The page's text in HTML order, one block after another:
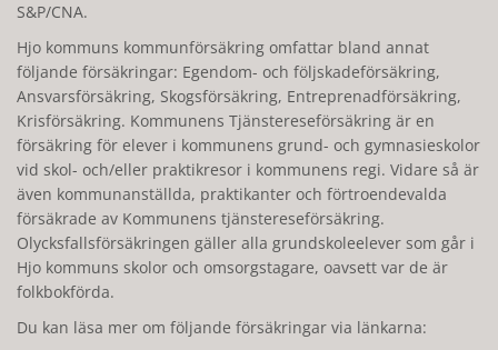
S&P/CNA.
Hjo kommuns kommunförsäkring omfattar bland annat
följande försäkringar: Egendom- och följskadeförsäkring,
Ansvarsförsäkring, Skogsförsäkring, Entreprenadförsäkring,
Krisförsäkring. Kommunens Tjänstereseförsäkring är en
försäkring för elever i kommunens grund- och gymnasieskolor
vid skol- och/eller praktikresor i kommunens regi. Vidare så är
även kommunanställda, praktikanter och förtroendevalda
försäkrade av Kommunens tjänstereseförsäkring.
Olycksfallsförsäkringen gäller alla grundskoleelever som går i
Hjo kommuns skolor och omsorgstagare, oavsett var de är
folkbokförda.
Du kan läsa mer om följande försäkringar via länkarna: